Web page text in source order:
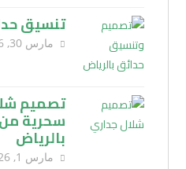
تنسيق
مارس 30, 2026
تصميم
سحرية
بالرياض
مارس 1, 2026